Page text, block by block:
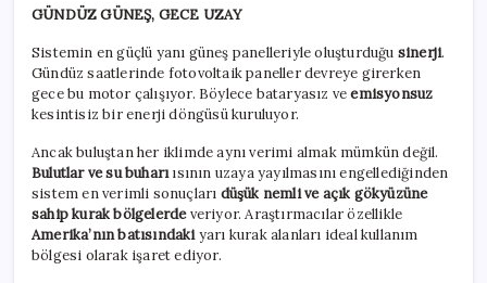
GÜNDÜZ GÜNEŞ, GECE UZAY
Sistemin en güçlü yanı güneş panelleriyle oluşturduğu sinerji.
Gündüz saatlerinde fotovoltaik paneller devreye girerken
gece bu motor çalışıyor. Böylece bataryasız veemisyonsuz
kesintisiz bir enerji döngüsü kuruluyor.
Ancak buluştan her iklimde aynı verimi almak mümkün değil.
Bulutlar ve su buharıısının uzaya yayılmasını engellediğinden
sistem en verimli sonuçları düşük nemli ve açık gökyüzüne
sahip kurak bölgelerdeveriyor. Araştırmacılar özellikle
Amerika’nın batısındakiyarı kurak alanları ideal kullanım
bölgesi olarak işaret ediyor.